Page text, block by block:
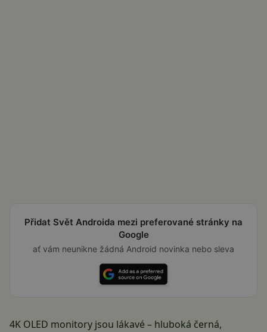
Přidat Svět Androida mezi preferované stránky na
Google
ať vám neunikne žádná Android novinka nebo sleva
4K OLED monitory jsou lákavé – hluboká černá,